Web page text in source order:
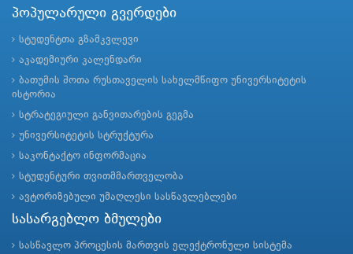
პოპულარული გვერდები
სტუდენტთა გზამკვლევი
აკადემიური კალენდარი
ბათუმის შოთა რუსთაველის სახელმწიფო უნივერსიტეტის
ისტორია
სტრატეგიული განვითარების გეგმა
უნივერსიტეტის სტრუქტურა
საკონტაქტო ინფორმაცია
სტუდენტური თვითმმართველობა
ავტორიზებული უმაღლესი სასწავლებლები
სასარგებლო ბმულები
სასწავლო პროცესის მართვის ელექტრონული სისტემა